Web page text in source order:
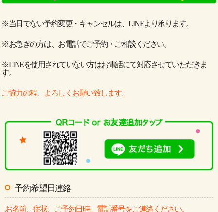
※当日でない予約変更・キャンセルは、LINEより承ります。
※お急ぎの方は、お電話でご予約・ご相談ください。
※LINEを使用されていない方はお電話にて対応させていただきま
す。
ご協力の程、よろしくお願い致します。
予約希望日連絡
お名前、症状、ご予約日時、電話番号をご連絡ください。